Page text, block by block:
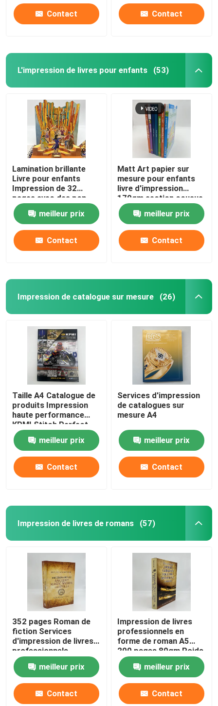
Contact Contact
L'impression de livres pour enfants (53)
Lamination brillante
Livre pour enfants
Impression de 32
pages avec des pop-
ups en taille 8.5x11
meilleur prix
Contact
Matt Art papier sur
mesure pour enfants
livre d'impression
170gm section cousue
boîtier
meilleur prix
Contact
Impression de catalogue sur mesure (26)
Taille A4 Catalogue de
produits Impression
haute performance
KPMI Stitch Perfect
bind
meilleur prix
Contact
Services d'impression
de catalogues sur
mesure A4
meilleur prix
Contact
Impression de livres de romans (57)
352 pages Roman de
fiction Services
d'impression de livres
professionnels
Impression offset
80gm meilleur prix
Contact
Impression de livres
professionnels en
forme de roman A5
200 pages 80gm Poids
papier crème non
recouvertmeilleur prix
Contact